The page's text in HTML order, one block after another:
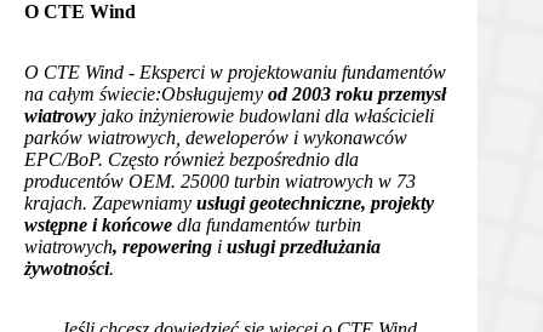
O CTE Wind
O CTE Wind - Eksperci w projektowaniu fundamentów
na całym świecie:Obsługujemy od 2003 roku przemysł
wiatrowy jako inżynierowie budowlani dla właścicieli
parków wiatrowych, deweloperów i wykonawców
EPC/BoP. Często również bezpośrednio dla
producentów OEM. 25000 turbin wiatrowych w 73
krajach. Zapewniamy usługi geotechniczne, projekty
wstępne i końcowe dla fundamentów turbin
wiatrowych, repowering i usługi przedłużania
żywotności.